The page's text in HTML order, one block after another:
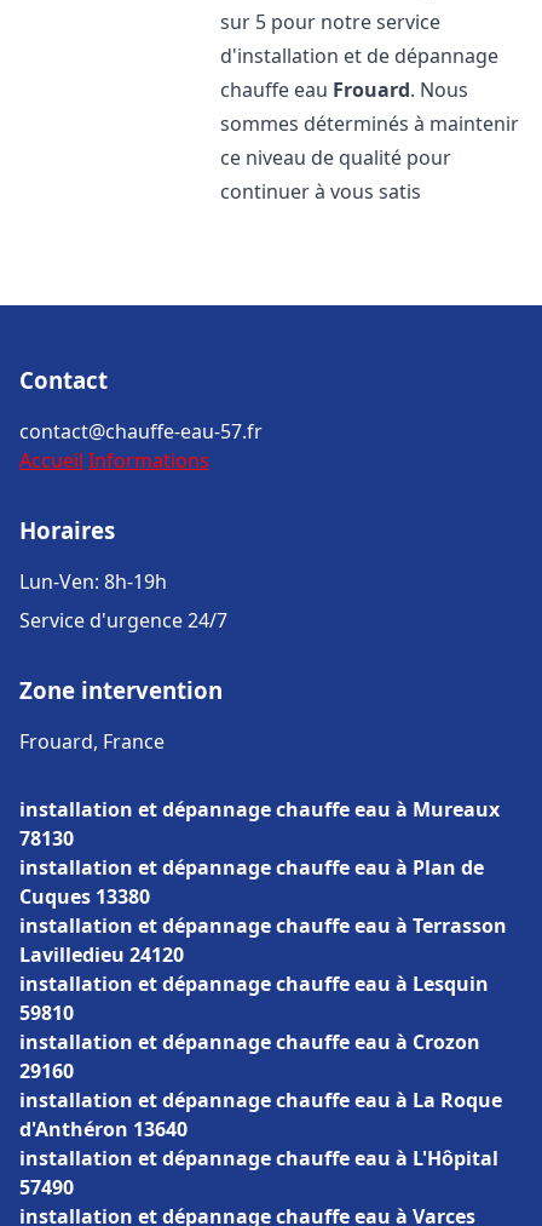
sur 5 pour notre service
d'installation et de dépannage
chauffe eau Frouard. Nous
sommes déterminés à maintenir
ce niveau de qualité pour
continuer à vous satis
Contact
contact@chauffe-eau-57.fr
Accueil Informations
Horaires
Lun-Ven: 8h-19h
Service d'urgence 24/7
Zone intervention
Frouard, France
installation et dépannage chauffe eau à Mureaux
78130
installation et dépannage chauffe eau à Plan de
Cuques 13380
installation et dépannage chauffe eau à Terrasson
Lavilledieu 24120
installation et dépannage chauffe eau à Lesquin
59810
installation et dépannage chauffe eau à Crozon
29160
installation et dépannage chauffe eau à La Roque
d'Anthéron 13640
installation et dépannage chauffe eau à L'Hôpital
57490
installation et dépannage chauffe eau à Varces